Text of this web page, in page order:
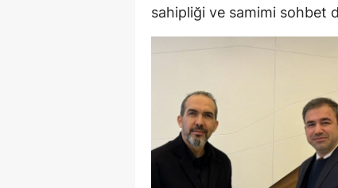
sahipliği ve samimi sohbet